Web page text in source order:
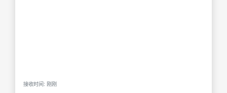
接收时间: 刚刚